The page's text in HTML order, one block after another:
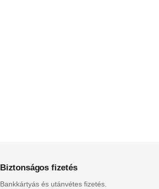
Biztonságos fizetés
Bankkártyás és utánvétes fizetés.